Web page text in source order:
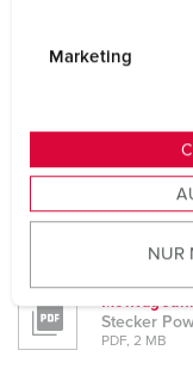
s
u
w
a
h
Marketing
NUR
Stecker
PDF, 423 KB
Stecker
CAD-Daten
ZIP, 7 MB
Stecker
PDF, 2 MB